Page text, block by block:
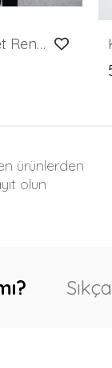
Kadın Ceket Renkli Desenli V Yaka Düğmeli Kadın Ceket
ürünlerden
olun